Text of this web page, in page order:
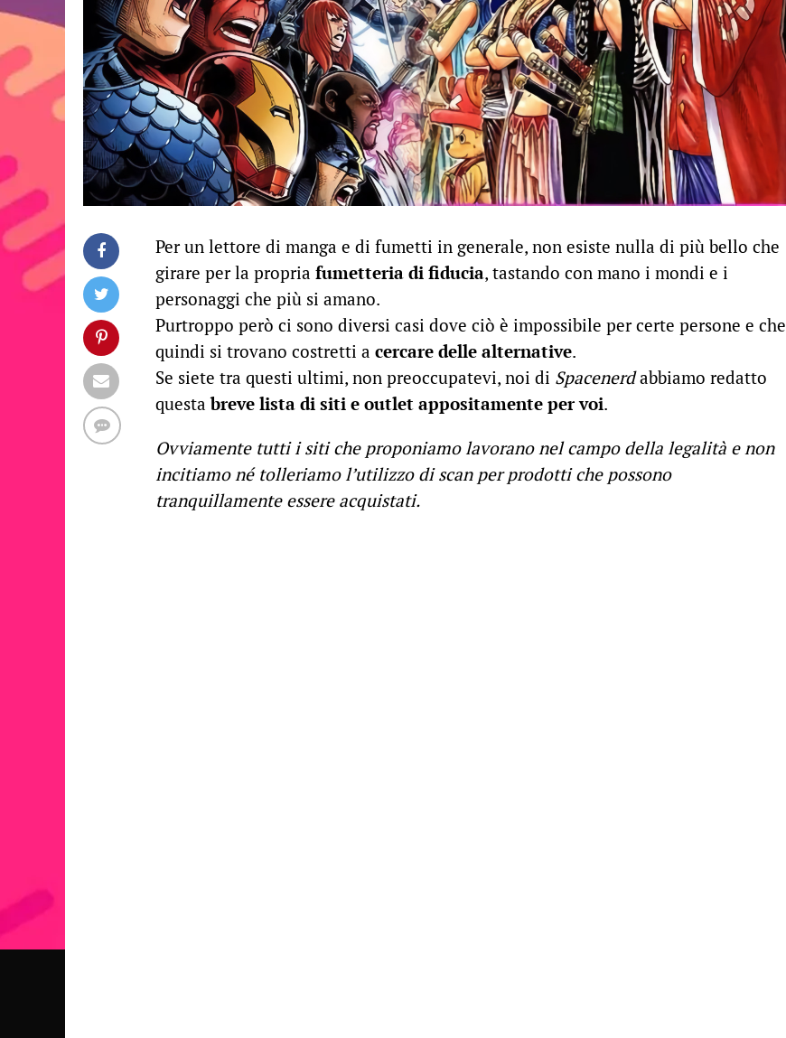
Per un lettore di manga e di fumetti in generale, non esiste nulla di più bello che
girare per la propria fumetteria di fiducia, tastando con mano i mondi e i
personaggi che più si amano.
Purtroppo però ci sono diversi casi dove ciò è impossibile per certe persone e che
quindi si trovano costretti a cercare delle alternative.
Se siete tra questi ultimi, non preoccupatevi, noi di Spacenerdabbiamo redatto
questabreve lista di siti e outlet appositamente per voi.
Ovviamente tutti i siti che proponiamo lavorano nel campo della legalità e non
incitiamo né tolleriamo l’utilizzo di scan per prodotti che possono
tranquillamente essere acquistati.